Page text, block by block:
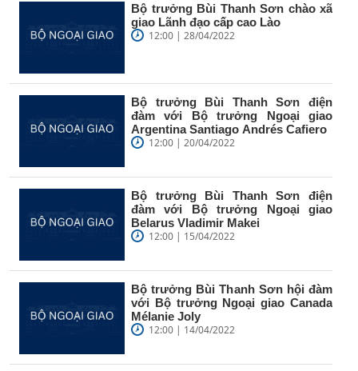
Bộ trưởng Bùi Thanh Sơn chào xã
giao Lãnh đạo cấp cao Lào
12:00 | 28/04/2022
Bộ trưởng Bùi Thanh Sơn điện
đàm với Bộ trưởng Ngoại giao
Argentina Santiago Andrés Cafiero
12:00 | 20/04/2022
Bộ trưởng Bùi Thanh Sơn điện
đàm với Bộ trưởng Ngoại giao
Belarus Vladimir Makei
12:00 | 15/04/2022
Bộ trưởng Bùi Thanh Sơn hội đàm
với Bộ trưởng Ngoại giao Canada
Mélanie Joly
12:00 | 14/04/2022